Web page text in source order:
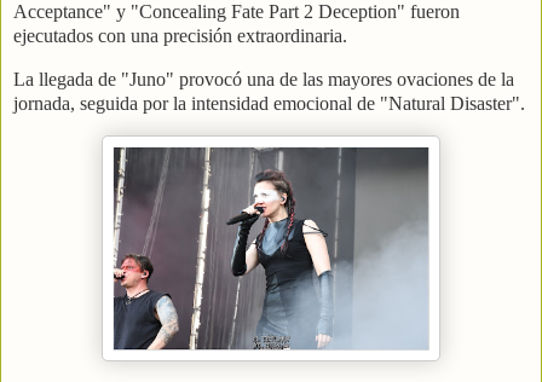
Acceptance" y "Concealing Fate Part 2 Deception" fueron
ejecutados con una precisión extraordinaria.
La llegada de "Juno" provocó una de las mayores ovaciones de la
jornada, seguida por la intensidad emocional de "Natural Disaster".